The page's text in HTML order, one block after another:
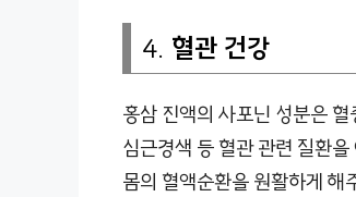
4. 혈관 건강
홍삼 진액의 사포닌 성분은
심근경색 등 혈관 관련 질환
몸의 혈액순환을 원활하게 해